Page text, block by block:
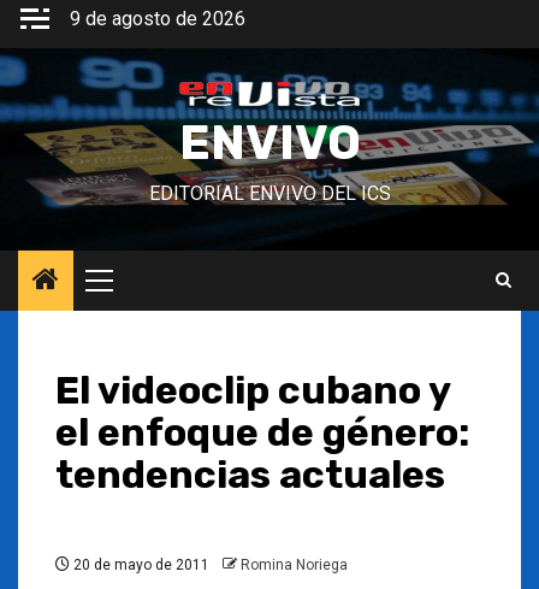
Saltar
contenido
9 de agosto de 2026
ENVIVO
EDITORIAL ENVIVO DEL ICS
Menú
principal
El videoclip cubano y
el enfoque de género:
tendencias actuales
20 de mayo de 2011 Romina Noriega